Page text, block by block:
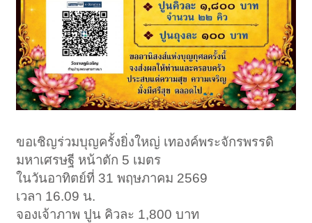
ขอเชิญร่วมบุญครั้งยิ่งใหญ่ เทองค์พระจักรพรรดิ
มหาเศรษฐี หน้าตัก 5 เมตร
ในวันอาทิตย์ที่ 31 พฤษภาคม 2569
เวลา 16.09 น.
จองเจ้าภาพ ปูน คิวละ 1,800 บาท